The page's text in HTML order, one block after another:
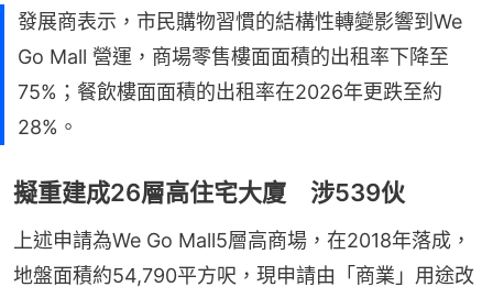
發展商表示，市民購物習慣的結構性轉變影響到We
Go Mall 營運，商場零售樓面面積的出租率下降至
75%；餐飲樓面面積的出租率在2026年更跌至約
28%。
擬重建成26層高住宅大廈 涉539伙
上述申請為We Go Mall5層高商場，在2018年落成，
地盤面積約54,790平方呎，現申請由「商業」用途改